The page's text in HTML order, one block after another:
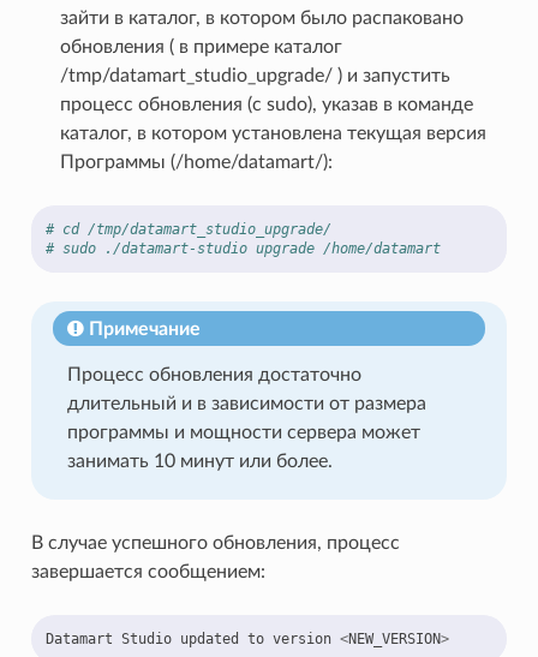
зайти в каталог, в котором было распаковано
обновления ( в примере каталог
/tmp/datamart_studio_upgrade/ ) и запустить
процесс обновления (c sudo), указав в команде
каталог, в котором установлена текущая версия
Программы (/home/datamart/):
# cd /tmp/datamart_studio_upgrade/
# sudo ./datamart-studio upgrade /home/datamart
Примечание
Процесс обновления достаточно
длительный и в зависимости от размера
программы и мощности сервера может
занимать 10 минут или более.
В случае успешного обновления, процесс
завершается сообщением:
Datamart Studio updated to version <NEW_VERSION>